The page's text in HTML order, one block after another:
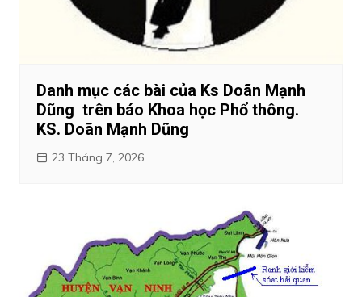
Danh mục các bài của Ks Doãn Mạnh
Dũng trên báo Khoa học Phổ thông.
KS. Doãn Mạnh Dũng
23 Tháng 7, 2026